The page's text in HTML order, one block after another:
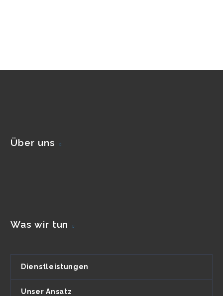
Über uns
Was wir tun
Dienstleistungen
Unser Ansatz